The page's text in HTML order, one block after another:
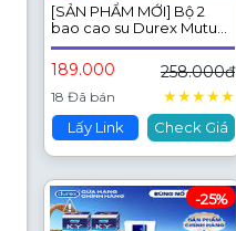
[SẢN PHẨM MỚI] Bộ 2
bao cao su Durex Mutual
Climax kéo dài thời gian
và gân gai, size 52.5 mm,
hộp 3 bao
189.000 258.000đ
18 Đã bán ★★★★★
Lấy Link Check Giá
-25%